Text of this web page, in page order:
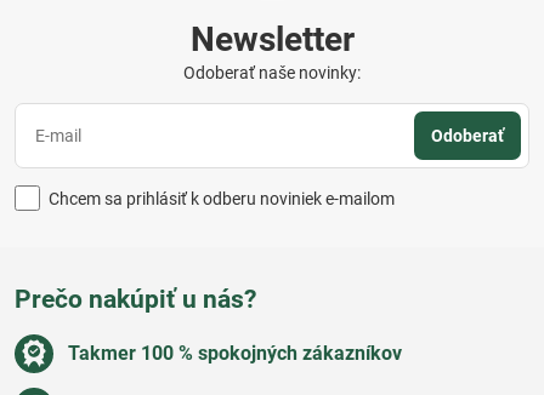
Newsletter
Odoberať naše novinky:
Odoberať
Chcem sa prihlásiť k odberu noviniek e-mailom
Prečo nakúpiť u nás?
Takmer 100 % spokojných zákazníkov